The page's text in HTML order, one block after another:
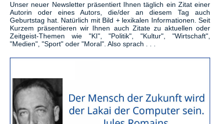
Unser neuer Newsletter präsentiert Ihnen täglich ein Zitat einer
Autorin oder eines Autors, die/der an diesem Tag auch
Geburtstag hat. Natürlich mit Bild + lexikalen Informationen. Seit
Kurzem präsentieren wir Ihnen auch Zitate zu aktuellen oder
Zeitgeist-Themen wie "KI", "Politik", "Kultur", "Wirtschaft",
"Medien", "Sport" oder "Moral". Also sprach . . .